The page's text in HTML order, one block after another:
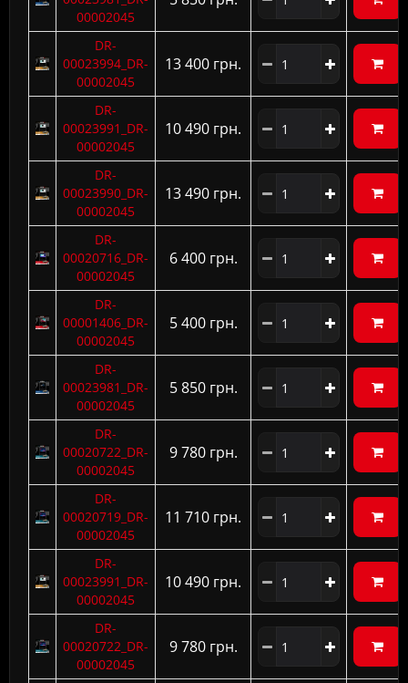
00002045
DR-
00023994_DR-
00002045
13 400 грн.
DR-
00023991_DR-
00002045
10 490 грн.
DR-
00023990_DR-
00002045
13 490 грн.
DR-
00020716_DR-
00002045
6 400 грн.
DR-
00001406_DR-
00002045
5 400 грн.
DR-
00023981_DR-
00002045
5 850 грн.
DR-
00020722_DR-
00002045
9 780 грн.
DR-
00020719_DR-
00002045
11 710 грн.
DR-
00023991_DR-
00002045
10 490 грн.
DR-
00020722_DR-
00002045
9 780 грн.